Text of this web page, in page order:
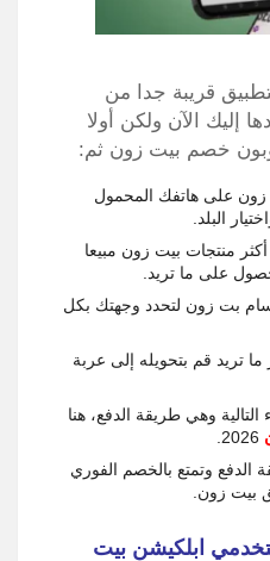
قريبة جدا من
إليك الآن ولكن أولا
خصم بيت زون ثم:
زون على هاتفك المحمول
البلد.
منتجات بيت زون مبيعا
على ما تريد.
بت زون لتحدد وجهتك بكل
تريد قم بتحويله إلى عربة
وهي طريقة الدفع، هنا
الدفع وتمتع بالخصم الفوري
بيت زون.
ابلكيشن بيت